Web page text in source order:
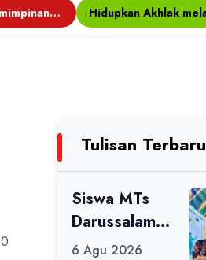
Bina Karakter, Kepemimpinan, dan Kemandirian, 117 Peserta Ikuti Alfaro Camp di MAN 1 Darussalam Ciamis
0
Tulisan Terbaru
Siswa MTs
Darussalam
Raih Juara 1
6 Agu 2026